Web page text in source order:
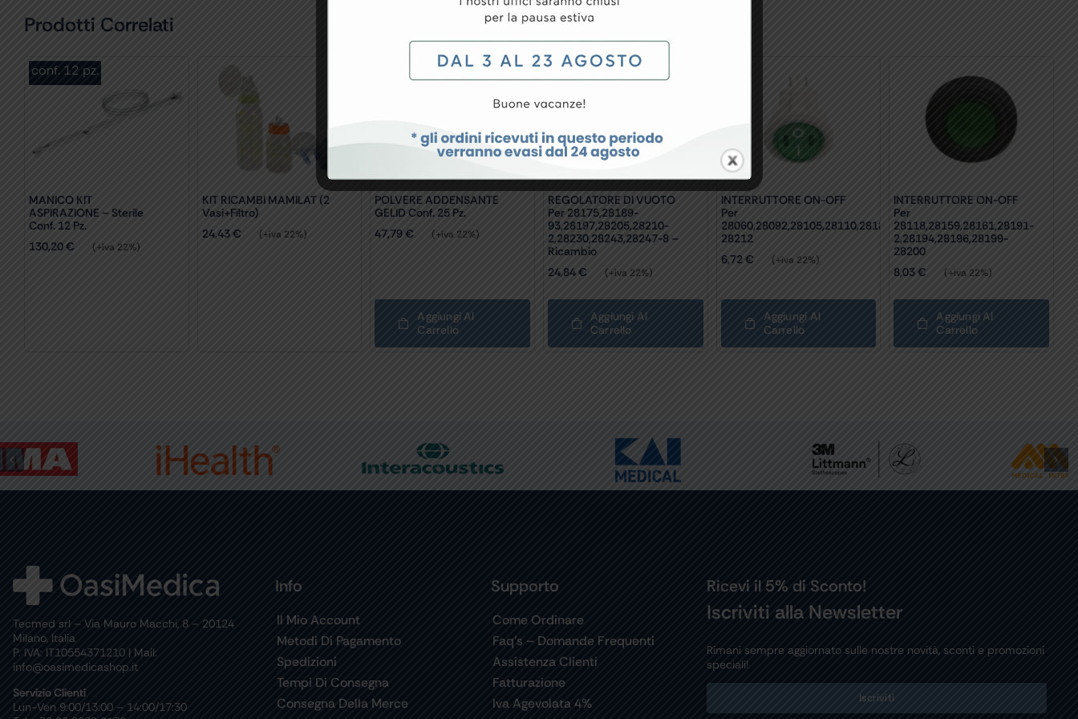
Prodotti Correlati
conf. 12 pz.
MANICO KIT
ASPIRAZIONE – Sterile
Conf. 12 Pz.
130,20€ (+iva 22%)
KIT RICAMBI MAMILAT (2
Vasi+filtro)
24,43€ (+iva 22%)
conf. 25 pz.
POLVERE ADDENSANTE
GELID Conf. 25 Pz.
47,79€ (+iva 22%)
Aggiungi Al
Carrello
REGOLATORE DI VUOTO
Per 28175,28189-
93,28197,28205,28210-
2,28230,28243,28247-8 –
Ricambio
24,84€ (+iva 22%)
Aggiungi Al
Carrello
INTERRUTTORE ON-OFF
Per
28060,28092,28105,28110,28189,28209-
28212
6,72€ (+iva 22%)
Aggiungi Al
Carrello
INTERRUTTORE ON-OFF
Per
28118,28159,28161,28191-
2,28194,28196,28199-
28200
8,03€ (+iva 22%)
Aggiungi Al
Carrello
Tecmed srl – Via Mauro Macchi, 8 – 20124
Milano, Italia
P. IVA: IT10554371210 | Mail:
info@oasimedicashop.it
Servizio Clienti
Lun-Ven 9:00/13:00 – 14:00/17:30
Info
Il Mio Account
Metodi Di Pagamento
Spedizioni
Tempi Di Consegna
Consegna Della Merce
Supporto
Come Ordinare
Faq’s – Domande Frequenti
Assistenza Clienti
Fatturazione
Iva Agevolata 4%
Ricevi il 5% di Sconto!
Iscriviti alla Newsletter
Rimani sempre aggiornato sulle nostre novità, sconti e promozioni
speciali!
Iscriviti